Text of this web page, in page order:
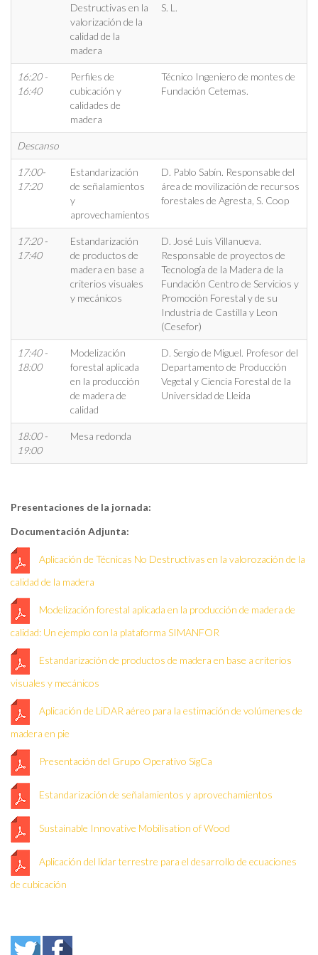
Destructivas en la
valorización de la
calidad de la
madera
S. L.
16:20 -
16:40
Perfiles de
cubicación y
calidades de
madera
Técnico Ingeniero de montes de
Fundación Cetemas.
Descanso
17:00-
17:20
Estandarización
de señalamientos
y
aprovechamientos
D. Pablo Sabín. Responsable del
área de movilización de recursos
forestales de Agresta, S. Coop
17:20 -
17:40
Estandarización
de productos de
madera en base a
criterios visuales
y mecánicos
D. José Luis Villanueva.
Responsable de proyectos de
Tecnología de la Madera de la
Fundación Centro de Servicios y
Promoción Forestal y de su
Industria de Castilla y Leon
(Cesefor)
17:40 -
18:00
Modelización
forestal aplicada
en la producción
de madera de
calidad
D. Sergio de Miguel. Profesor del
Departamento de Producción
Vegetal y Ciencia Forestal de la
Universidad de Lleida
18:00 -
19:00
Mesa redonda
Presentaciones de la jornada:
Documentación Adjunta:
Aplicación de Técnicas No Destructivas en la valorozación de la
calidad de la madera
Modelización forestal aplicada en la producción de madera de
calidad: Un ejemplo con la plataforma SIMANFOR
Estandarización de productos de madera en base a criterios
visuales y mecánicos
Aplicación de LiDAR aéreo para la estimación de volúmenes de
madera en pie
Presentación del Grupo Operativo SigCa
Estandarización de señalamientos y aprovechamientos
Sustainable Innovative Mobilisation of Wood
Aplicación del lidar terrestre para el desarrollo de ecuaciones
de cubicación